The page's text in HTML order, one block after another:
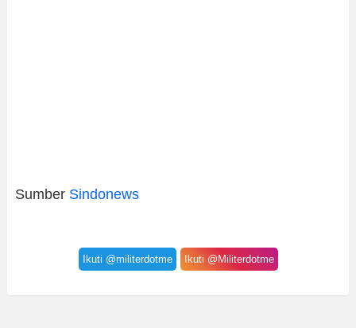
Sumber Sindonews
Ikuti @militerdotme Ikuti @Militerdotme